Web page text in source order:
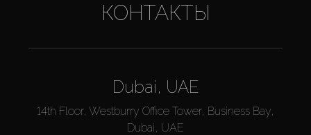
КОНТАКТЫ
Dubai, UAE
14th Floor, Westburry Office Tower, Business Bay,
Dubai, UAE